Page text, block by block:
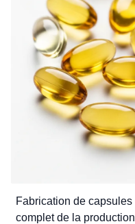
Fabrication de
complet de la